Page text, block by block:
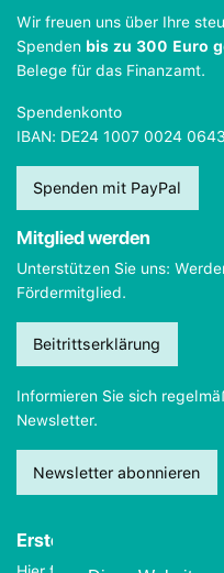
Wir freuen uns über Ihre
Spenden bis zu 300 Euro
Belege für das Finanzamt.
Spendenkonto
IBAN: DE24 1007 0024
Spenden mit PayPal
Mitglied werden
Unterstützen Sie uns:
Fördermitglied.
Beitrittserklärung
Informieren Sie sich
Newsletter.
Newsletter abonnieren
Erste Hilfe